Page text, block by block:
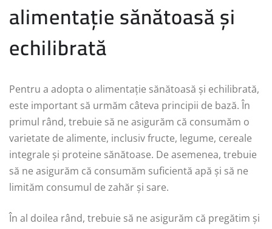
alimentație sănătoasă și
echilibrată
Pentru a adopta o alimentație sănătoasă și echilibrată,
este important să urmăm câteva principii de bază. În
primul rând, trebuie să ne asigurăm că consumăm o
varietate de alimente, inclusiv fructe, legume, cereale
integrale și proteine sănătoase. De asemenea, trebuie
să ne asigurăm că consumăm suficientă apă și să ne
limităm consumul de zahăr și sare.
În al doilea rând, trebuie să ne asigurăm că pregătim și